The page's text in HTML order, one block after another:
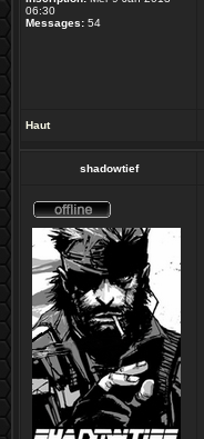
06:30
Messages: 54
Haut
shadowtief